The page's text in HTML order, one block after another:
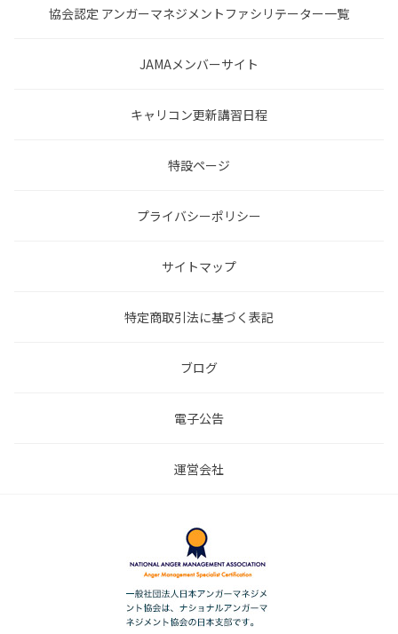
協会認定 アンガーマネジメントファシリテーター一覧
JAMAメンバーサイト
キャリコン更新講習日程
特設ページ
プライバシーポリシー
サイトマップ
特定商取引法に基づく表記
ブログ
電子公告
運営会社